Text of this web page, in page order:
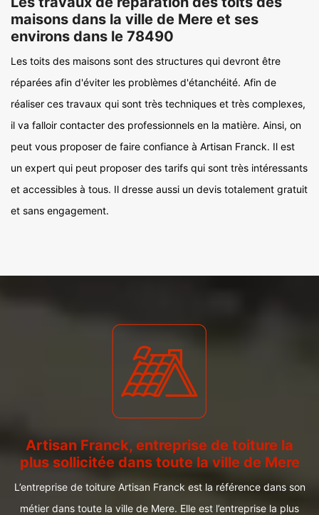
maisons dans la ville de Mere et ses
environs dans le 78490
Les toits des maisons sont des structures qui devront être
réparées afin d'éviter les problèmes d'étanchéité. Afin de
réaliser ces travaux qui sont très techniques et très complexes,
il va falloir contacter des professionnels en la matière. Ainsi, on
peut vous proposer de faire confiance à Artisan Franck. Il est
un expert qui peut proposer des tarifs qui sont très intéressants
et accessibles à tous. Il dresse aussi un devis totalement gratuit
et sans engagement.
Artisan Franck, entreprise de toiture la
plus sollicitée dans toute la ville de Mere
L’entreprise de toiture Artisan Franck est la référence dans son
métier dans toute la ville de Mere. Elle est l’entreprise la plus